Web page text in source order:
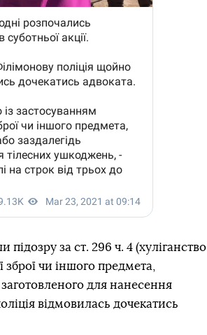
за ст. 296 ч. 4 (хуліганство
зброї чи іншого предмета,
для нанесення
відмовилась дочекатись